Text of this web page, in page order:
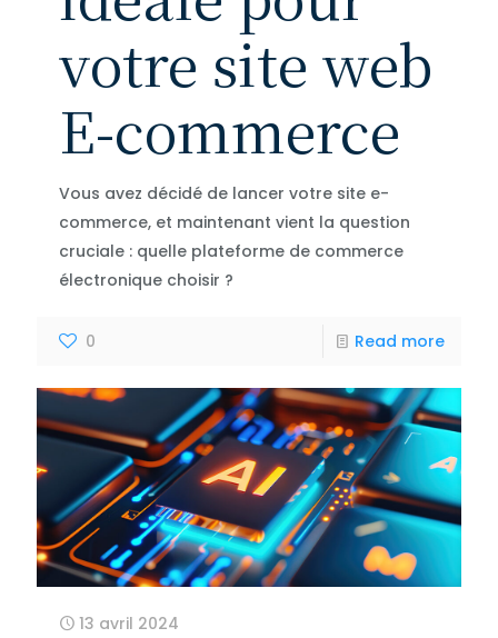
votre site web
E-commerce
Vous avez décidé de lancer votre site e-
commerce, et maintenant vient la question
cruciale : quelle plateforme de commerce
électronique choisir ?
0 Read more
13 avril 2024